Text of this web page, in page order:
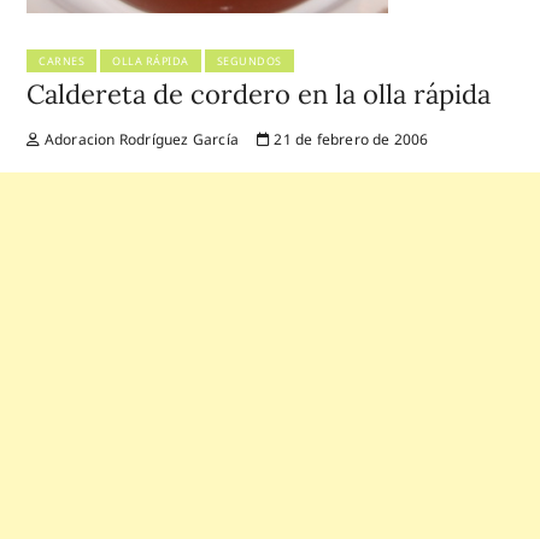
CARNES OLLA RÁPIDA SEGUNDOS
Caldereta de cordero en la olla rápida
Adoracion Rodríguez García 21 de febrero de 2006